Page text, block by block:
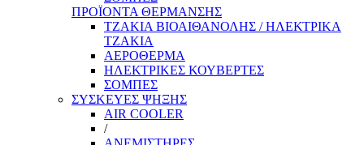
ΠΡΟΪΟΝΤΑ ΘΕΡΜΑΝΣΗΣ
ΤΖΑΚΙΑ ΒΙΟΑΙΘΑΝΟΛΗΣ / ΗΛΕΚΤΡΙΚΑ
ΤΖΑΚΙΑ
ΑΕΡΟΘΕΡΜΑ
ΗΛΕΚΤΡΙΚΕΣ ΚΟΥΒΕΡΤΕΣ
ΣΟΜΠΕΣ
ΣΥΣΚΕΥΕΣ ΨΗΞΗΣ
AIR COOLER
/